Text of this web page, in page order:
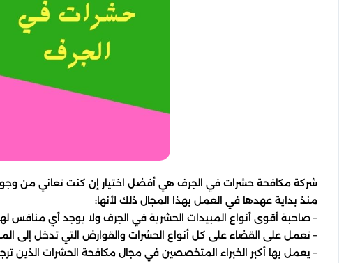
شركة مكافحة حشرات في الجرف هي أفضل اختيار إن كنت تعاني من
منذ بداية عهدها في العمل بهذا المجال ذلك لأنها:
– صاحبة أقوى أنواع المبيدات الحشرية في الجرف ولا يوجد أي منافس
– تعمل على القضاء على كل أنواع الحشرات والقوارض التي تدخل إلى
– يعمل بها أكبر الخبراء المتخصصين في مجال مكافحة الحشرات الذين